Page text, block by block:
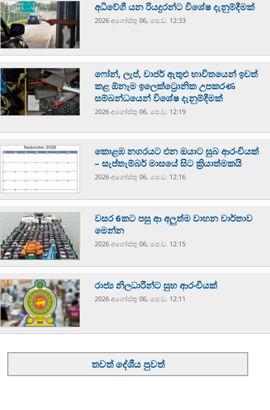
අධිවේගී යන රියදුරන්ට විශේෂ දැනුම්දීමක්
2026 අගෝස්‍තු 06, පෙ.ව. 12:33
ෆෝන්, ලැප්, චාජර් ඇතුළු භාවිතයෙන් ඉවත්
කළ ඕනෑම ඉලෙක්ට්‍රොනික උපකරණ
සම්බන්ධයෙන් විශේෂ දැනුම්දීමක්
2026 අගෝස්‍තු 06, පෙ.ව. 12:19
කොළඹ නගරයට එන ඔයාට සුබ ආරංචියක්
– සැප්තැම්බර් මාසයේ සිට ක්‍රියාත්මකයි
2026 අගෝස්‍තු 06, පෙ.ව. 12:16
වසර 6කට පසු ආ අලුත්ම වාහන වාර්තාව
මෙන්න
2026 අගෝස්‍තු 06, පෙ.ව. 12:15
රාජ්‍ය නිලධාරීන්ට සුභ ආරංචියක්
2026 අගෝස්‍තු 06, පෙ.ව. 12:11
තවත් දේශීය පුවත්